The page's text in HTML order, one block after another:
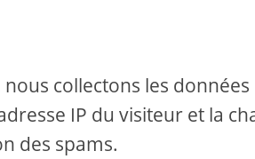
collectons les données
IP du visiteur et la
des spams.